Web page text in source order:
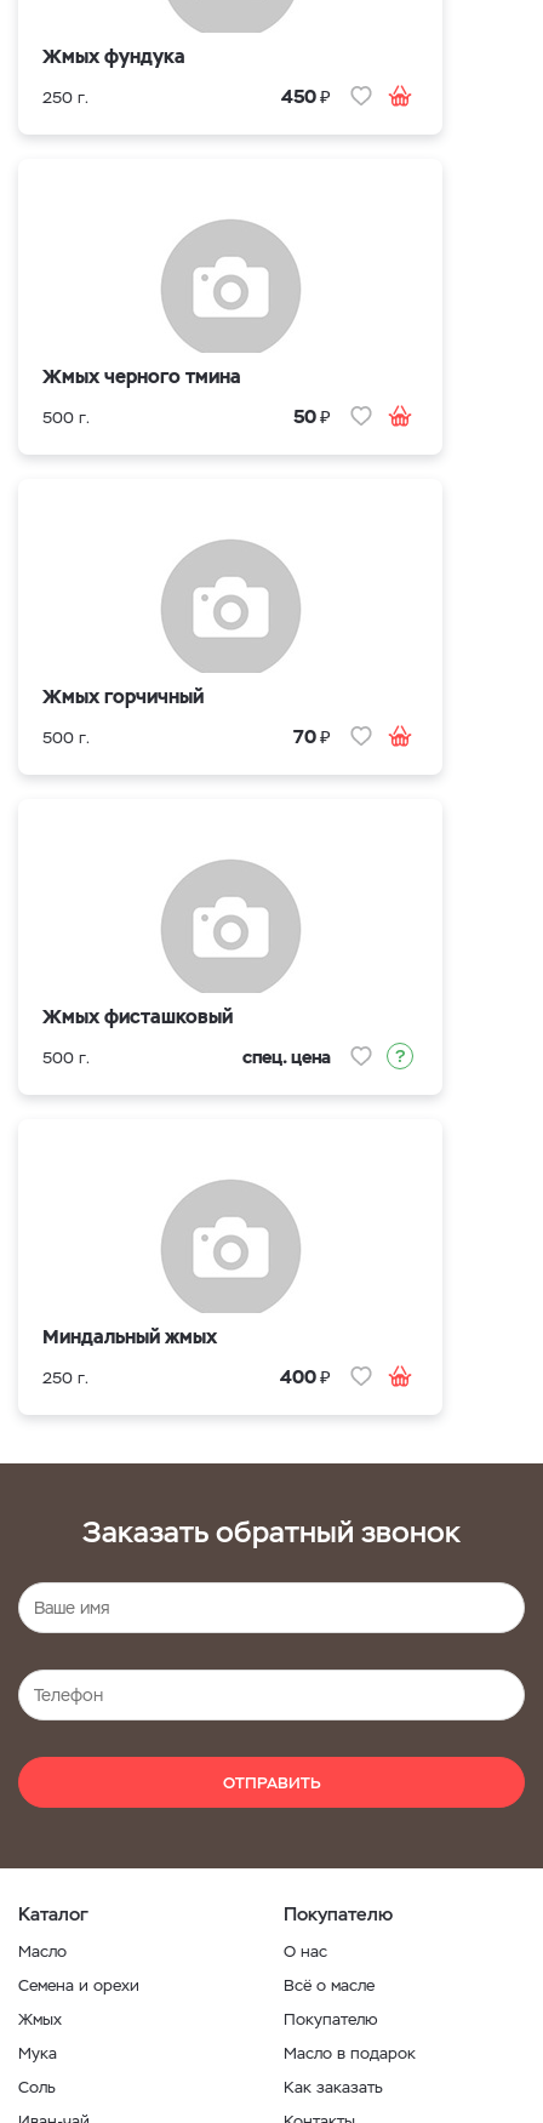
Жмых фундука
250 г. 450₽
Жмых черного тмина
500 г. 50₽
Жмых горчичный
500 г. 70₽
Жмых фисташковый
500 г. спец. цена
Миндальный жмых
250 г. 400₽
Заказать обратный звонок
ОТПРАВИТЬ
Каталог
Масло
Семена и орехи
Жмых
Мука
Соль
Покупателю
О нас
Всё о масле
Покупателю
Масло в подарок
Как заказать